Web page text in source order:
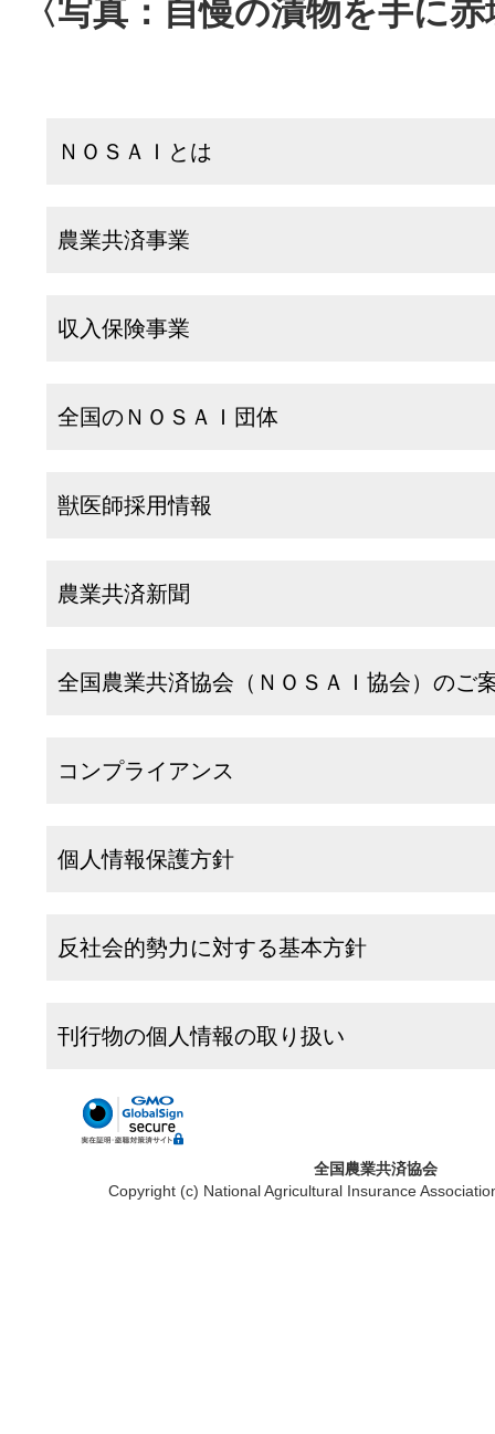
〈写真：自慢の漬物を手に
ＮＯＳＡＩとは
農業共済事業
収入保険事業
全国のＮＯＳＡＩ団体
獣医師採用情報
農業共済新聞
全国農業共済協会（ＮＯＳＡＩ協会）のご
コンプライアンス
個人情報保護方針
反社会的勢力に対する基本方針
刊行物の個人情報の取り扱い
全国農業共済協会
Copyright (c) National Agricultural Insurance